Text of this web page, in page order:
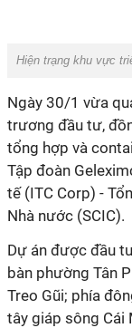
Hiện trạng khu vực
Ngày 30/1 vừa
trương đầu tư,
tổng hợp và
Tập đoàn
tế (ITC Corp) -
Nhà nước (SCIC).
Dự án được đầu
bàn phường Tân
Treo Gũi; phía
tây giáp sông Cái